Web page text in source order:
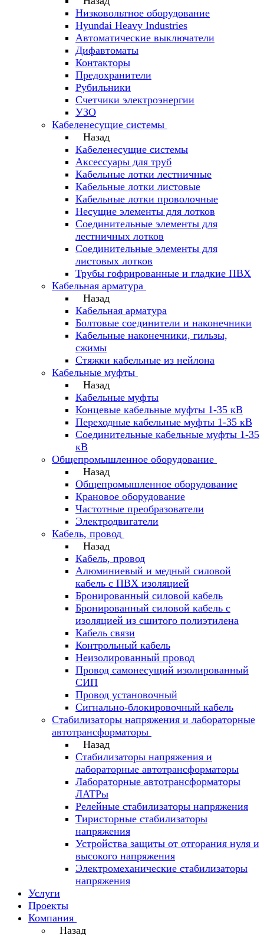
Низковольтное оборудование
Hyundai Heavy Industries
Автоматические выключатели
Дифавтоматы
Контакторы
Предохранители
Рубильники
Счетчики электроэнергии
УЗО
Кабеленесущие системы
Назад
Кабеленесущие системы
Аксессуары для труб
Кабельные лотки лестничные
Кабельные лотки листовые
Кабельные лотки проволочные
Несущие элементы для лотков
Соединительные элементы для
лестничных лотков
Соединительные элементы для
листовых лотков
Трубы гофрированные и гладкие ПВХ
Кабельная арматура
Назад
Кабельная арматура
Болтовые соединители и наконечники
Кабельные наконечники, гильзы,
сжимы
Стяжки кабельные из нейлона
Кабельные муфты
Назад
Кабельные муфты
Концевые кабельные муфты 1-35 кВ
Переходные кабельные муфты 1-35 кВ
Соединительные кабельные муфты 1-35
кВ
Общепромышленное оборудование
Назад
Общепромышленное оборудование
Крановое оборудование
Частотные преобразователи
Электродвигатели
Кабель, провод
Назад
Кабель, провод
Алюминиевый и медный силовой
кабель с ПВХ изоляцией
Бронированный силовой кабель
Бронированный силовой кабель с
изоляцией из сшитого полиэтилена
Кабель связи
Контрольный кабель
Неизолированный провод
Провод самонесущий изолированный
СИП
Провод установочный
Сигнально-блокировочный кабель
Стабилизаторы напряжения и лабораторные
автотрансформаторы
Назад
Стабилизаторы напряжения и
лабораторные автотрансформаторы
Лабораторные автотрансформаторы
ЛАТРы
Релейные стабилизаторы напряжения
Тиристорные стабилизаторы
напряжения
Устройства защиты от отгорания нуля и
высокого напряжения
Электромеханические стабилизаторы
напряжения
Услуги
Проекты
Компания
Назад